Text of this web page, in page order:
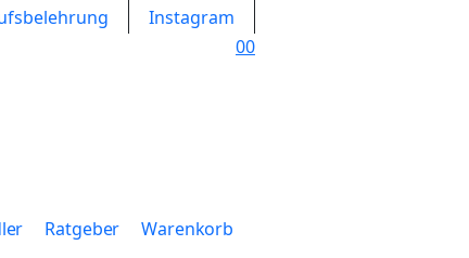
Instagram
00
Ratgeber Warenkorb